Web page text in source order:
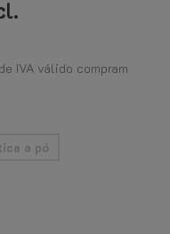
IVA válido compram
a pó